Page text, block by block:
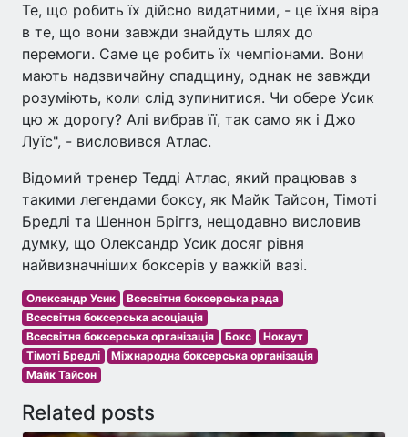
Те, що робить їх дійсно видатними, - це їхня віра
в те, що вони завжди знайдуть шлях до
перемоги. Саме це робить їх чемпіонами. Вони
мають надзвичайну спадщину, однак не завжди
розуміють, коли слід зупинитися. Чи обере Усик
цю ж дорогу? Алі вибрав її, так само як і Джо
Луїс", - висловився Атлас.
Відомий тренер Тедді Атлас, який працював з
такими легендами боксу, як Майк Тайсон, Тімоті
Бредлі та Шеннон Бріггз, нещодавно висловив
думку, що Олександр Усик досяг рівня
найвизначніших боксерів у важкій вазі.
Олександр Усик
Всесвітня боксерська рада
Всесвітня боксерська асоціація
Всесвітня боксерська організація
Бокс
Нокаут
Тімоті Бредлі
Міжнародна боксерська організація
Майк Тайсон
Related posts